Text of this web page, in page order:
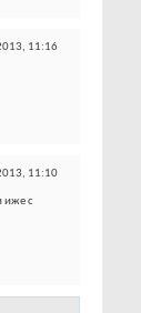
11:16
11:10
иже с